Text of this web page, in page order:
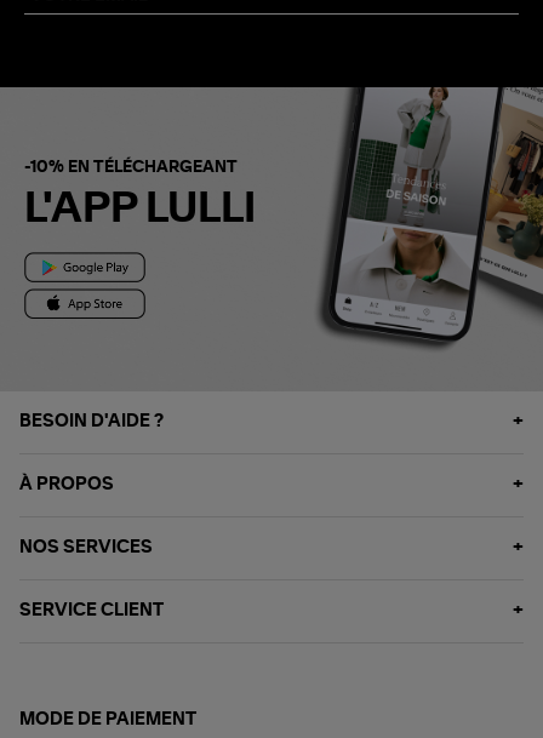
-10% EN TÉLÉCHARGEANT
L'APP LULLI
BESOIN D'AIDE ?
À PROPOS
NOS SERVICES
SERVICE CLIENT
MODE DE PAIEMENT